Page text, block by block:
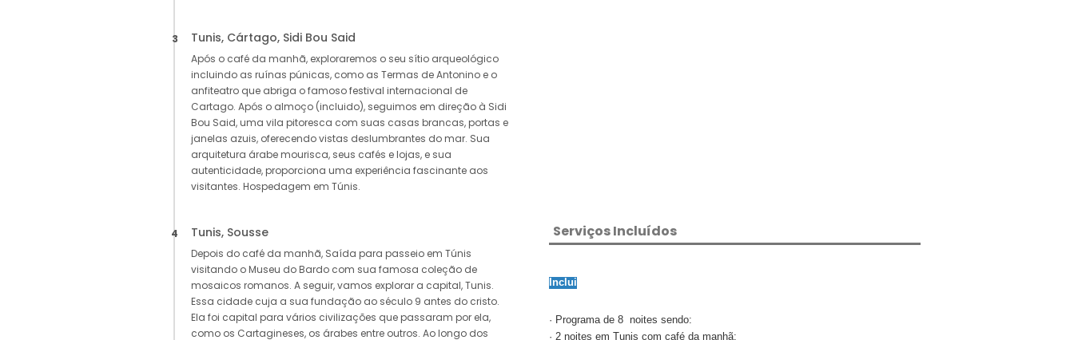
3 Tunis, Cártago, Sidi Bou Said
Após o café da manhã, exploraremos o seu sítio arqueológico
incluindo as ruínas púnicas, como as Termas de Antonino e o
anfiteatro que abriga o famoso festival internacional de
Cartago. Após o almoço (incluido), seguimos em direção à Sidi
Bou Said, uma vila pitoresca com suas casas brancas, portas e
janelas azuis, oferecendo vistas deslumbrantes do mar. Sua
arquitetura árabe mourisca, seus cafés e lojas, e sua
autenticidade, proporciona uma experiência fascinante aos
visitantes. Hospedagem em Túnis.
4 Tunis, Sousse
Depois do café da manhã, Saída para passeio em Túnis
visitando o Museu do Bardo com sua famosa coleção de
mosaicos romanos. A seguir, vamos explorar a capital, Tunis.
Essa cidade cuja a sua fundação ao século 9 antes do cristo.
Ela foi capital para vários civilizações que passaram por ela,
como os Cartagineses, os árabes entre outros. Ao longo dos
Serviços Incluídos
Inclui
· Programa de 8 noites sendo:
· 2 noites em Tunis com café da manhã;